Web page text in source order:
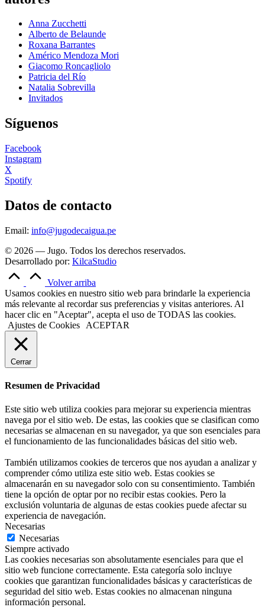
Anna Zucchetti
Alberto de Belaunde
Roxana Barrantes
Américo Mendoza Mori
Giacomo Roncagliolo
Patricia del Río
Natalia Sobrevilla
Invitados
Síguenos
Facebook
Instagram
X
Spotify
Datos de contacto
Email: info@jugodecaigua.pe
© 2026 — Jugo. Todos los derechos reservados.
Desarrollado por: KilcaStudio
Volver arriba
Usamos cookies en nuestro sitio web para brindarle la experiencia
más relevante al recordar sus preferencias y visitas anteriores. Al
hacer clic en "Aceptar", acepta el uso de TODAS las cookies.
Ajustes de Cookies
ACEPTAR
Cerrar
Resumen de Privacidad
Este sitio web utiliza cookies para mejorar su experiencia mientras
navega por el sitio web. De estas, las cookies que se clasifican como
necesarias se almacenan en su navegador, ya que son esenciales para
el funcionamiento de las funcionalidades básicas del sitio web.
También utilizamos cookies de terceros que nos ayudan a analizar y
comprender cómo utiliza este sitio web. Estas cookies se
almacenarán en su navegador solo con su consentimiento. También
tiene la opción de optar por no recibir estas cookies. Pero la
exclusión voluntaria de algunas de estas cookies puede afectar su
experiencia de navegación.
Necesarias
Necesarias
Siempre activado
Las cookies necesarias son absolutamente esenciales para que el
sitio web funcione correctamente. Esta categoría solo incluye
cookies que garantizan funcionalidades básicas y características de
seguridad del sitio web. Estas cookies no almacenan ninguna
información personal.